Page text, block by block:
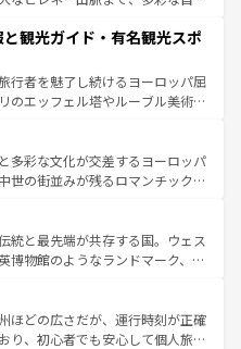
、忘れられない旅をしてみよう！
報は
、情熱的なフラメンコ、熱気あふ
いタパスが生活の一部となってい
練された雰囲気や、バルセロナの
、地方では古代ローマ遺跡や中世
や気候が異なるスペインはその個
性で訪れる人を魅了する。 なお、新着のスペイン情報は コ
ほしい。
観光ガイド・有名観光スポ
行者を魅了し続けるヨーロッパ屈
のエッフェル塔やルーブル美術館
ている。華麗な宮殿、歴史的な大
して豊かな自然が、訪れる者を心
ランスは美食の国としても知ら
地であるランス、プロヴァンスの
ど、多彩な楽しみ方が可能だ。さ
も魅力が溢れており、どの街角に
れぞれで全く異なる文化を体験で
お、新着のフランス情報はコンテンツ一覧
多彩な文化が交差するヨーロッパ
世の街並みが残るロマンチック街
を歩いても飽きることがない。ベ
イエルン州のアルプスの絶景、そ
ン畑といった風景は必見。ビール
てほしい。 なお、新着の
一覧を参照してほしい。
統と最先端が共存する国。ウェス
博物館のようなランドマーク、歴
ある。また、優雅なアフタヌーン
たまらない英国パブ、サッカー観
できる体験も豊富。イギリスを旅
ほどの広さだが、運行時刻が正確
り、初心者でも安心して個人旅行